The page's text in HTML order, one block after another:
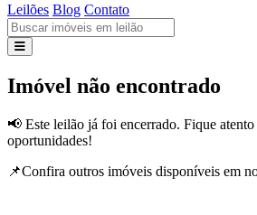
Leilões Blog Contato
Leilões
Imóvel não encontrado
📢 Este leilão já foi encerrado. Fique
oportunidades!
📌Confira outros imóveis disponíveis em